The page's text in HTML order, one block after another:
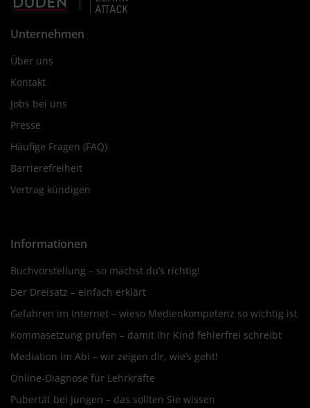
Unternehmen
Über uns
Kontakt
Jobs bei uns
Presse
Häufige Fragen (FAQ)
Barrierefreiheit
Vertrag kündigen
Informationen
Buchvorstellung – so machst du’s richtig!
Der Dreisatz – einfach erklärt
Gefahren im Internet – wieso Medienkompetenz so wichtig ist
Kommasetzung prüfen – damit Ihr Kind fehlerfrei schreibt
Mediation im Abi – wir zeigen dir, wie’s geht!
Online-Diagnose für Lehrkräfte
Pubertät bei Jungen – das sollten Sie wissen